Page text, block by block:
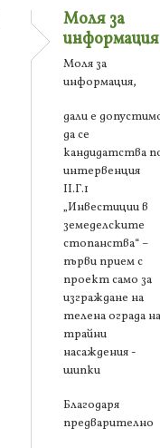
Моля за
Моля за
информация,
дали е
да се
кандидатства
интервенция
ІІ.Г.1
„Инвестиции в
земеделските
стопанства“ –
първи прием с
проект само за
изграждане на
телена ограда на
трайни
насаждения -
шипки
Благодаря
предварително